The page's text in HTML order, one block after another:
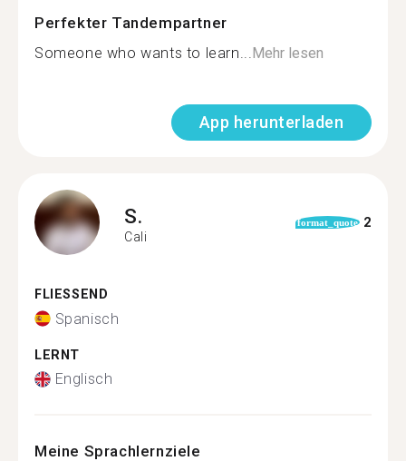
Perfekter Tandempartner
Someone who wants to learn...Mehr lesen
App herunterladen
S.
Cali
format_quote 2
FLIESSEND
Spanisch
LERNT
Englisch
Meine Sprachlernziele